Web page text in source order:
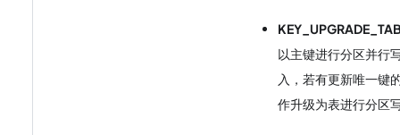
以主键进行分区并行
入，若有更新唯一键
作升级为表进行分区